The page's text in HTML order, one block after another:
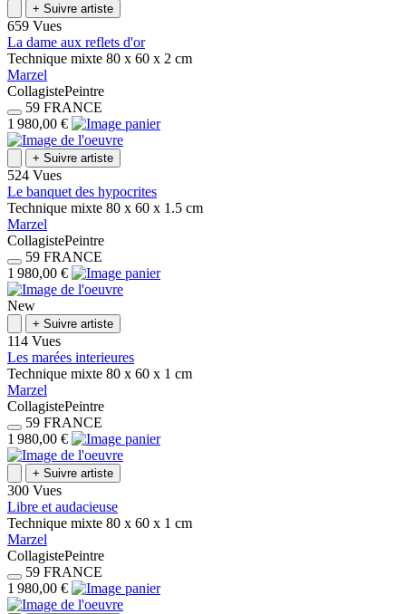
+ Suivre artiste
659 Vues
La dame aux reflets d'or
Technique mixte 80 x 60 x 2 cm
Marzel
CollagistePeintre
59 FRANCE
1 980,00 €
+ Suivre artiste
524 Vues
Le banquet des hypocrites
Technique mixte 80 x 60 x 1.5 cm
Marzel
CollagistePeintre
59 FRANCE
1 980,00 €
New
+ Suivre artiste
114 Vues
Les marées interieures
Technique mixte 80 x 60 x 1 cm
Marzel
CollagistePeintre
59 FRANCE
1 980,00 €
+ Suivre artiste
300 Vues
Libre et audacieuse
Technique mixte 80 x 60 x 1 cm
Marzel
CollagistePeintre
59 FRANCE
1 980,00 €